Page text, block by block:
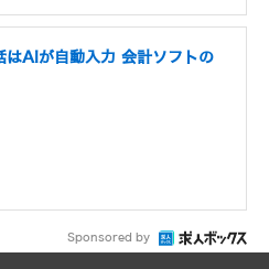
AIが自動入力 会計ソフトの
Sponsored by